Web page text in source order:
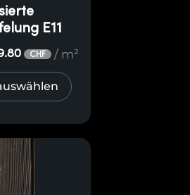
E11
CHF / m²